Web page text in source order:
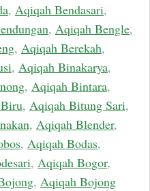
, Aqiqah Bendasari,
, Aqiqah Bengle,
, Aqiqah Berekah,
, Aqiqah Binakarya,
, Aqiqah Bintara,
, Aqiqah Bitung Sari,
, Aqiqah Blender,
, Aqiqah Bodas,
, Aqiqah Bogor,
, Aqiqah Bojong